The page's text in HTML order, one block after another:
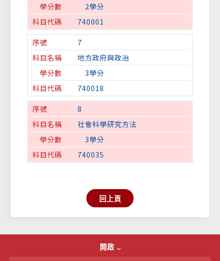
2學分
740001
7
地方政府與政治
3學分
740018
8
社會科學研究方法
3學分
740035
回上頁
開啟